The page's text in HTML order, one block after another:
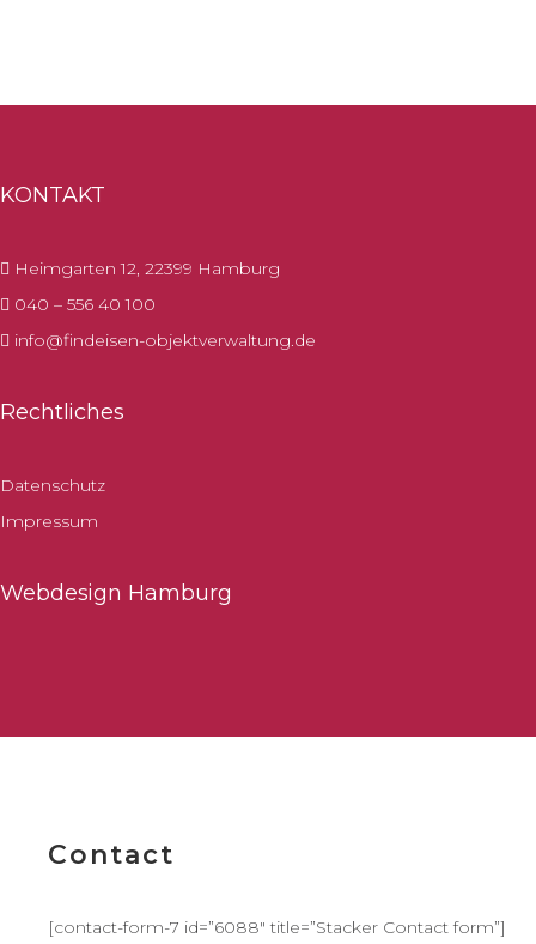
KONTAKT
Heimgarten 12, 22399 Hamburg
040 – 556 40 100
info@findeisen-objektverwaltung.de
Rechtliches
Datenschutz
Impressum
Webdesign Hamburg
Contact
[contact-form-7 id=”6088″ title=”Stacker Contact form”]